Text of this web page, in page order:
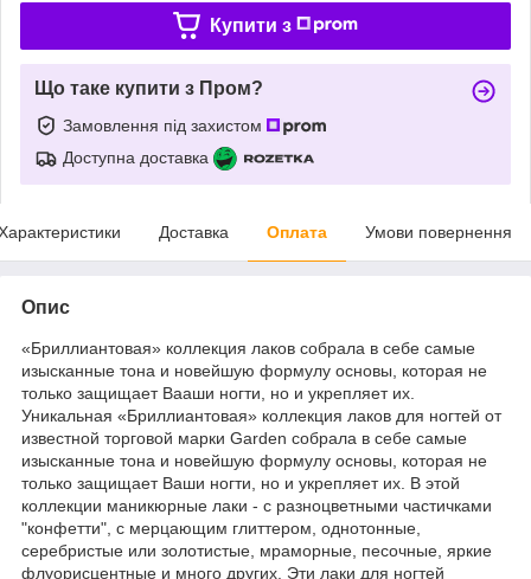
Купити з
Що таке купити з Пром?
Замовлення під захистом
Доступна доставка
Доставка Оплата Умови повернення
Опис
«Бриллиантовая» коллекция лаков собрала в себе самые
изысканные тона и новейшую формулу основы, которая не
только защищает Вааши ногти, но и укрепляет их.
Уникальная «Бриллиантовая» коллекция лаков для ногтей от
известной торговой марки Garden собрала в себе самые
изысканные тона и новейшую формулу основы, которая не
только защищает Ваши ногти, но и укрепляет их. В этой
коллекции маникюрные лаки - с разноцветными частичками
"конфетти", с мерцающим глиттером, однотонные,
серебристые или золотистые, мраморные, песочные, яркие
флуорисцентные и много других. Эти лаки для ногтей